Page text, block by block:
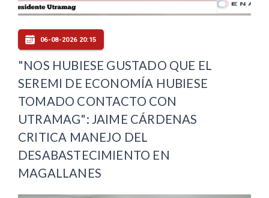
06-08-2026 20:15
"NOS HUBIESE GUSTADO QUE EL
SEREMI DE ECONOMÍA HUBIESE
TOMADO CONTACTO CON
UTRAMAG": JAIME CÁRDENAS
CRITICA MANEJO DEL
DESABASTECIMIENTO EN
MAGALLANES